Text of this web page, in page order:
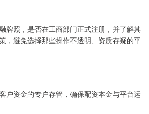
牌照，是否在工商部门正式注册，并了解其
，避免选择那些操作不透明、资质存疑的平
户资金的专户存管，确保配资本金与平台运